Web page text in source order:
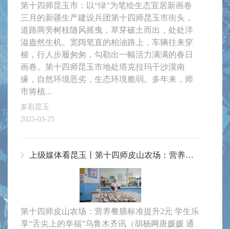
第十四师昆玉市：以“绿”为笔绘生态宜居新画卷
三月的新疆生产建设兵团第十四师昆玉市街头，
道路两旁树枝随风摇曳，草芽破土而出，处处洋
溢盎然生机。宽阔笔直的柏油路上，车辆往来穿
梭，行人步履匆匆，勾勒出一幅活力满满的春日
画卷。第十四师昆玉市地处塔克拉玛干沙漠南
缘，自然环境恶劣，生态环境脆弱。多年来，师
市将植...
多彩昆玉
2025-03-25
上级媒体看昆玉丨第十四师皮山农场：营养餐膳标准提升2元 学生乐享“舌尖上的幸福”
第十四师皮山农场：营养餐膳标准提升2元 学生乐
享“舌尖上的幸福”乌鲁木齐讯（胡杨网唐媛媛 通